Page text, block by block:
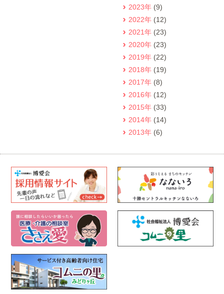
2023年 (9)
2022年 (12)
2021年 (23)
2020年 (23)
2019年 (22)
2018年 (19)
2017年 (8)
2016年 (12)
2015年 (33)
2014年 (14)
2013年 (6)